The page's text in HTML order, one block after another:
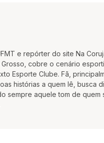
e repórter do site Na
cobre o cenário
Esporte Clube. Fã,
histórias a quem lê, busca
sempre aquele tom de quem